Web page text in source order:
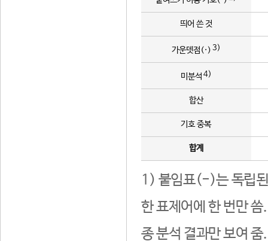
띄어 쓴 것
가운뎃점(·) 3)
미분석 4)
합산
기호 중복
합계
1) 붙임표(-)는 독립된
한 표제어에 한 번만
종 분석 결과만 보여